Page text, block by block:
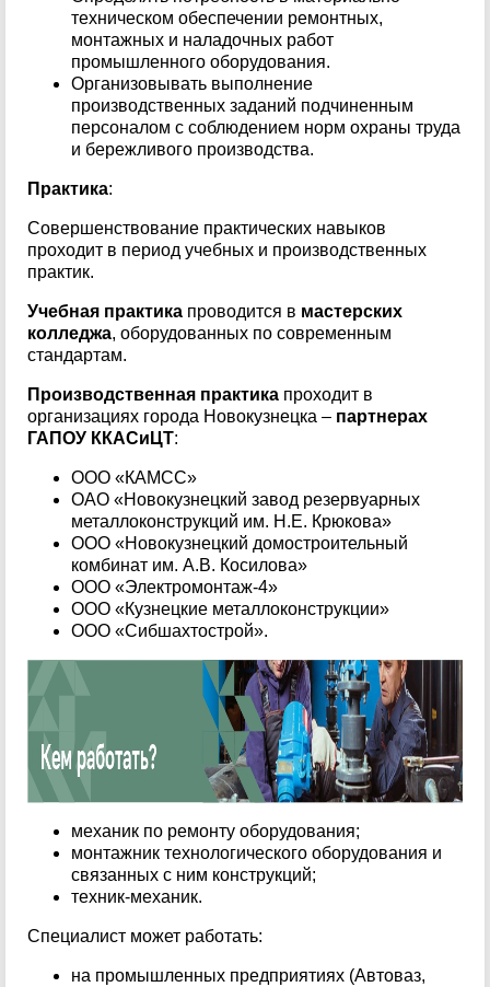
техническом обеспечении ремонтных,
монтажных и наладочных работ
промышленного оборудования.
Организовывать выполнение
производственных заданий подчиненным
персоналом с соблюдением норм охраны труда
и бережливого производства.
Практика:
Совершенствование практических навыков
проходит в период учебных и производственных
практик.
Учебная практика проводится в мастерских
колледжа, оборудованных по современным
стандартам.
Производственная практика проходит в
организациях города Новокузнецка – партнерах
ГАПОУ ККАСиЦТ:
ООО «КАМСС»
ОАО «Новокузнецкий завод резервуарных
металлоконструкций им. Н.Е. Крюкова»
ООО «Новокузнецкий домостроительный
комбинат им. А.В. Косилова»
ООО «Электромонтаж-4»
ООО «Кузнецкие металлоконструкции»
ООО «Сибшахтострой».
механик по ремонту оборудования;
монтажник технологического оборудования и
связанных с ним конструкций;
техник-механик.
Специалист может работать:
на промышленных предприятиях (Автоваз,